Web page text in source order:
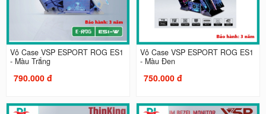
Vỏ Case VSP ESPORT ROG ES1
- Màu Trắng
790.000 đ
Vỏ Case VSP ESPORT ROG ES1
- Màu Đen
750.000 đ